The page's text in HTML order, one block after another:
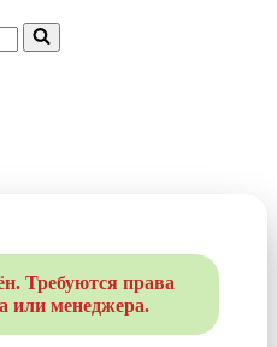
Требуются права
или менеджера.